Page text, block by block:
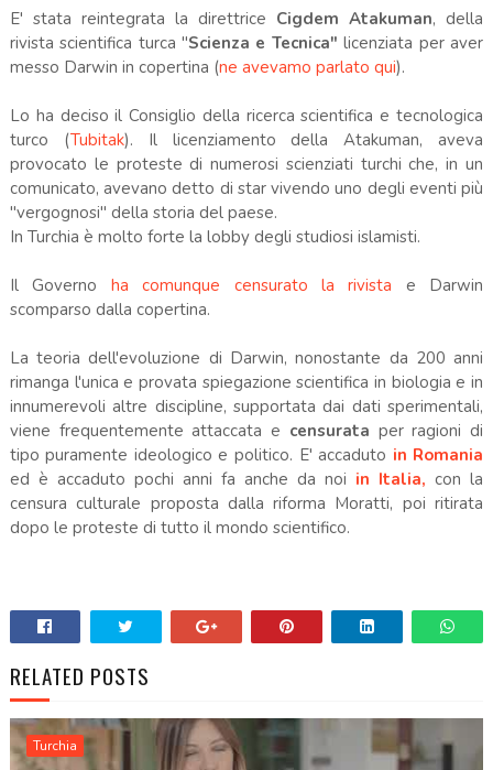
E' stata reintegrata la direttrice Cigdem Atakuman, della
rivista scientifica turca "Scienza e Tecnica" licenziata per aver
messo Darwin in copertina (ne avevamo parlato qui).
Lo ha deciso il Consiglio della ricerca scientifica e tecnologica
turco (Tubitak). Il licenziamento della
Atakuman, aveva
provocato le proteste di numerosi scienziati turchi che, in un
comunicato, avevano detto di star vivendo uno degli eventi più
"vergognosi" della storia del paese.
In Turchia è molto forte la lobby degli studiosi islamisti.
Il Governo ha comunque censurato la rivista e Darwin
scomparso dalla copertina.
La teoria dell'evoluzione di Darwin, nonostante da 200 anni
rimanga l'unica e provata spiegazione scientifica in biologia e in
innumerevoli altre discipline, supportata dai dati sperimentali,
viene frequentemente attaccata e censurata per ragioni di
tipo puramente ideologico e politico. E' accaduto in Romania
ed è accaduto pochi anni fa anche da noi in Italia, con la
censura culturale proposta dalla riforma Moratti, poi ritirata
dopo le proteste di tutto il mondo scientifico.
RELATED POSTS
Turchia